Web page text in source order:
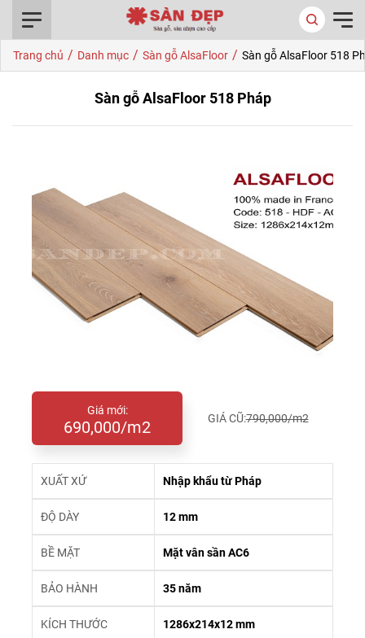
Trang chủ / Danh mục / Sàn gỗ AlsaFloor / Sàn gỗ AlsaFloor 518
Sàn gỗ AlsaFloor 518 Pháp
Giá mới:
690,000/m2 GIÁ CŨ:790,000/m2
XUẤT XỨ Nhập khẩu từ Pháp
ĐỘ DÀY 12 mm
BỀ MẶT Mặt vân sần AC6
BẢO HÀNH 35 năm
KÍCH THƯỚC 1286x214x12 mm